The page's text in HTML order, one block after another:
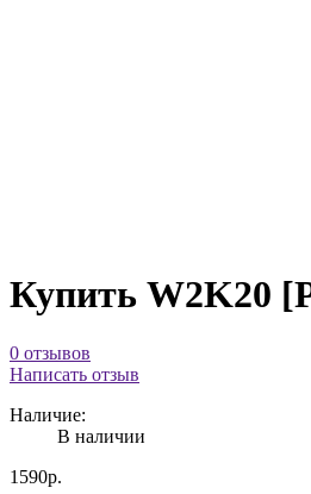
Купить W2K20
0 отзывов
Написать отзыв
Наличие:
В наличии
1590р.